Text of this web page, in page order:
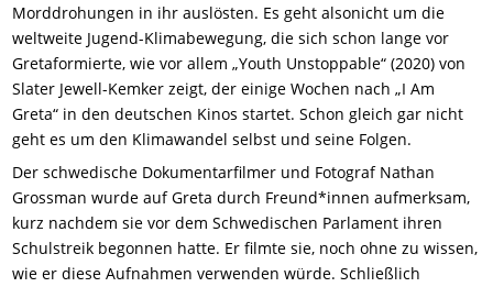
Morddrohungen in ihr auslösten. Es geht alsonicht um die
weltweite Jugend-Klimabewegung,die sichschon lange vor
Gretaformierte,wievor allem „Youth Unstoppable“(2020) von
Slater Jewell-Kemkerzeigt,der einige Wochen nach „IAm
Greta“ in den deutschen Kinos startet. Schon gleich gar nicht
geht es um den Klimawandelselbst und seine Folgen.
Der schwedische Dokumentarfilmer und Fotograf Nathan
Grossman wurde auf Greta durch Freund*innen aufmerksam,
kurz nachdem sie vor dem Schwedischen Parlament ihren
Schulstreik begonnen hatte. Er filmte sie, noch ohne zu wissen,
wie er diese Aufnahmen verwenden würde. Schließlich